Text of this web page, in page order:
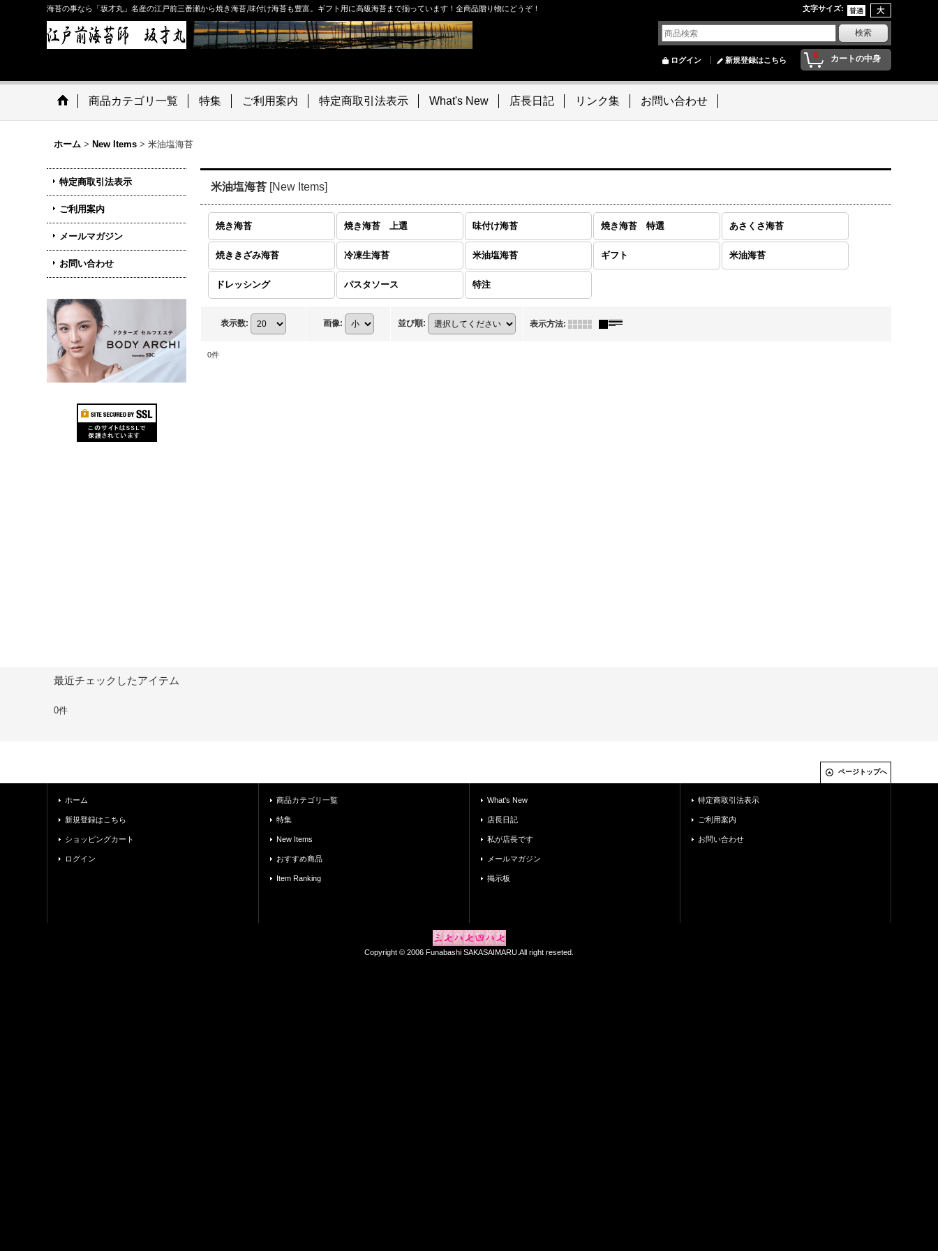
海苔の事なら「坂才丸」名産の江戸前三番瀬から焼き海苔,味付け海苔も豊富。ギフト用に高級海苔まで揃っています！全商品贈り物にどうぞ！ 文字サイズ:
0 カートの中身
ログイン 新規登録はこちら
商品カテゴリ一覧 特集 ご利用案内 特定商取引法表示 What's New 店長日記 リンク集 お問い合わせ
ホーム > New Items > 米油塩海苔
特定商取引法表示
ご利用案内
メールマガジン
お問い合わせ
米油塩海苔 [New Items]
焼き海苔 焼き海苔 上選 味付け海苔 焼き海苔 特選 あさくさ海苔
焼ききざみ海苔 冷凍生海苔 米油塩海苔 ギフト 米油海苔
ドレッシング パスタソース 特注
表示数: 画像: 並び順: 表示方法:
0件
最近チェックしたアイテム
0件
ページトップへ
ホーム
新規登録はこちら
ショッピングカート
ログイン
商品カテゴリ一覧
特集
New Items
おすすめ商品
Item Ranking
What's New
店長日記
私が店長です
メールマガジン
掲示板
特定商取引法表示
ご利用案内
お問い合わせ
Copyright © 2006 Funabashi SAKASAIMARU.All right reseted.